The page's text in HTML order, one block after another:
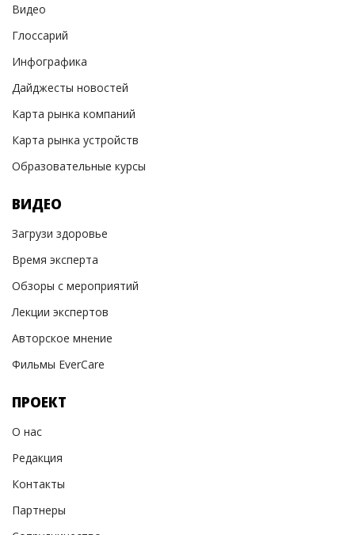
Видео
Глоссарий
Инфографика
Дайджесты новостей
Карта рынка компаний
Карта рынка устройств
Образовательные курсы
ВИДЕО
Загрузи здоровье
Время эксперта
Обзоры с мероприятий
Лекции экспертов
Авторское мнение
Фильмы EverCare
ПРОЕКТ
О нас
Редакция
Контакты
Партнеры